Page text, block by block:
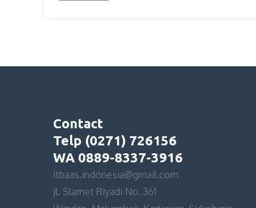
Contact
Telp (0271) 726156
WA 0889-8337-3916
itbaas.indonesia@gmail.com
Jl. Slamet Riyadi No. 361